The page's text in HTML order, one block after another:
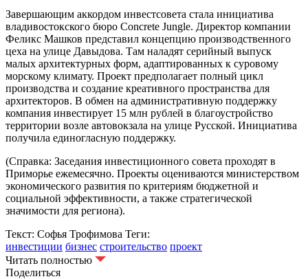
Завершающим аккордом инвестсовета стала инициатива
владивостокского бюро Concrete Jungle. Директор компании
Феликс Машков представил концепцию производственного
цеха на улице Давыдова. Там наладят серийный выпуск
малых архитектурных форм, адаптированных к суровому
морскому климату. Проект предполагает полный цикл
производства и создание креативного пространства для
архитекторов. В обмен на административную поддержку
компания инвестирует 15 млн рублей в благоустройство
территории возле автовокзала на улице Русской. Инициатива
получила единогласную поддержку.
(Справка: Заседания инвестиционного совета проходят в
Приморье ежемесячно. Проекты оцениваются министерством
экономического развития по критериям бюджетной и
социальной эффективности, а также стратегической
значимости для региона).
Текст: Софья Трофимова Теги:
инвестиции бизнес строительство проект
Читать полностью
Поделиться